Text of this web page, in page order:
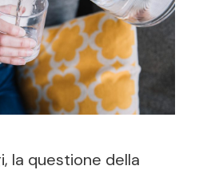
la questione della